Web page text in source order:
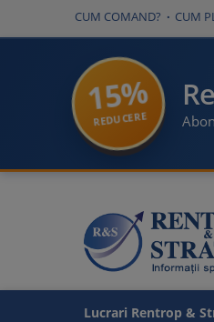
CUM COMAND? CUM
15%
REDUCERE
Lucrari Rentrop &